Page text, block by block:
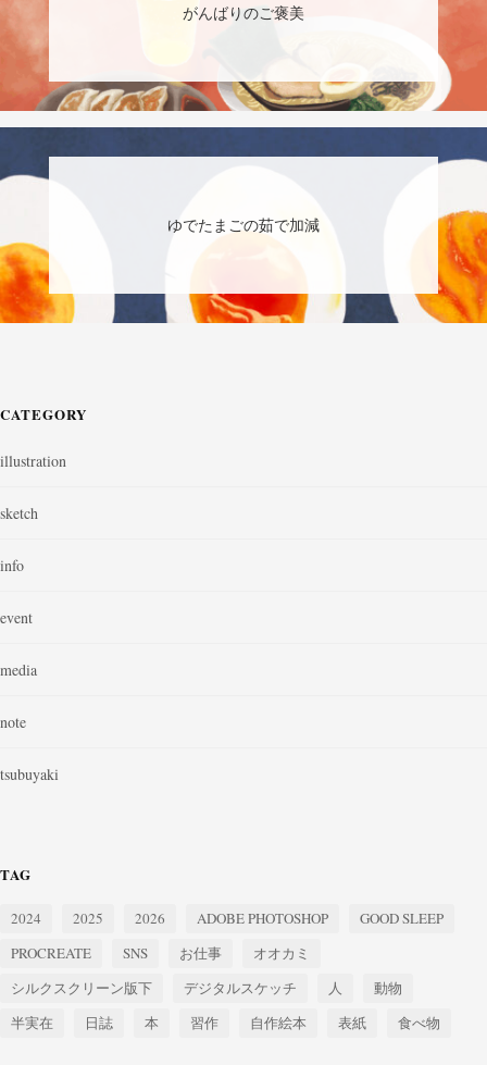
がんばりのご褒美
ゆでたまごの茹で加減
CATEGORY
illustration
sketch
info
event
media
note
tsubuyaki
TAG
2024 2025 2026 ADOBE PHOTOSHOP
GOOD SLEEP
PROCREATE
SNS お仕事
オオカミ
シルクスクリーン版下
デジタルスケッチ 人
動物
半実在
日誌 本 習作 自作絵本 表紙 食べ物